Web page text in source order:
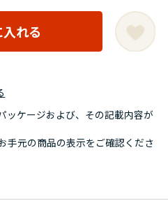
れる
ッケージおよび、その記載内容が
手元の商品の表示をご確認くださ